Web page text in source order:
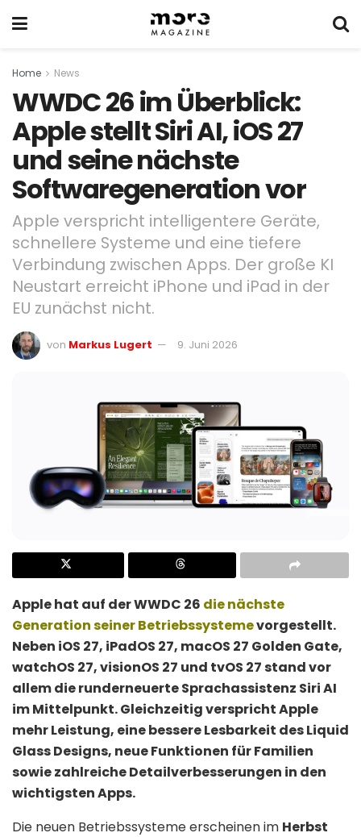
Home News
WWDC 26 im Überblick:
Apple stellt Siri AI, iOS 27
und seine nächste
Softwaregeneration vor
Apple verspricht intelligentere Geräte,
schnellere Systeme und eine tiefere
Verbindung zwischen Apps. Der große KI
Neustart erreicht iPhone und iPad in der
EU zunächst nicht.
von Markus Lugert 9. Juni 2026
Apple hat auf der WWDC 26 die nächste
Generation seiner Betriebssystemevorgestellt.
Neben iOS 27, iPadOS 27, macOS 27 Golden Gate,
watchOS 27, visionOS 27 und tvOS 27 stand vor
allem die runderneuerte Sprachassistenz Siri AI
im Mittelpunkt. Gleichzeitig verspricht Apple
mehr Leistung, eine bessere Lesbarkeit des Liquid
Glass Designs, neue Funktionen für Familien
sowie zahlreiche Detailverbesserungen in den
wichtigsten Apps.
Die neuen Betriebssysteme erscheinen im Herbst